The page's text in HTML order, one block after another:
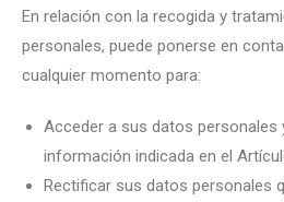
En relación con la recogida y
personales, puede ponerse en
cualquier momento para:
Acceder a sus datos personales
información indicada en el
Rectificar sus datos personales